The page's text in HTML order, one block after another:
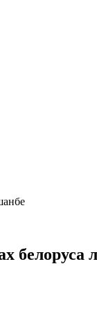
белоруса